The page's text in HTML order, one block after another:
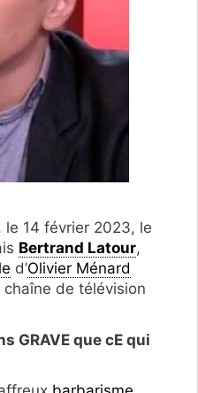
le 14 février 2023, le
Bertrand Latour,
d’Olivier Ménard
chaîne de télévision
GRAVE que cE qui